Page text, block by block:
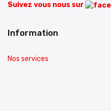
Suivez vous nous sur
Information
Nos services